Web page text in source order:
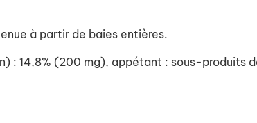
à partir de baies entières.
: 14,8% (200 mg), appétant : sous-produits